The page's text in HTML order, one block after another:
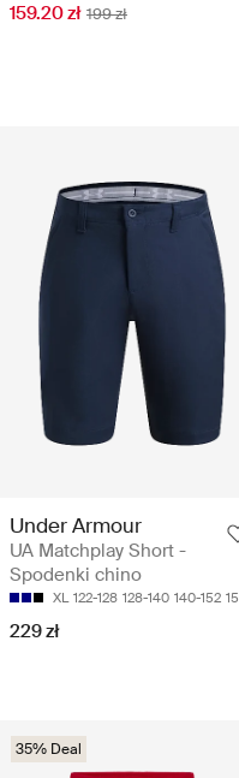
159.20 zł 199 zł
Under Armour
UA Matchplay Short -
Spodenki chino
XL 122-128 128-140 140-152 152-158
229 zł
35% Deal